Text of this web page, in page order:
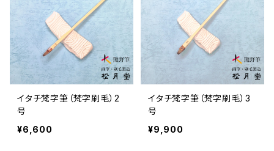
イタチ梵字筆（梵字刷毛）2
号
¥6,600
イタチ梵字筆（梵字刷毛）3
号
¥9,900